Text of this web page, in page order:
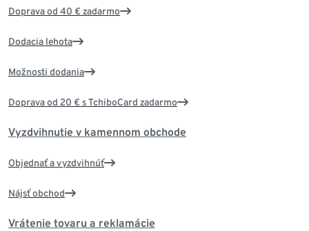
Doprava od 40 € zadarmo
Dodacia lehota
Možnosti dodania
Doprava od 20 € s TchiboCard zadarmo
Vyzdvihnutie v kamennom obchode
Objednať a vyzdvihnúť
Nájsť obchod
Vrátenie tovaru a reklamácie